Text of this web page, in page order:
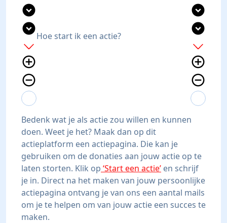
expand_circle_down
expand_circle_down
add
add_circle_outline
remove_circle_outline
expand_more
expand_less
Hoe start ik een actie?
expand_circle_down
expand_circle_down
add
add_circle_outline
remove_circle_outline
expand_more
expand_less
Bedenk wat je als actie zou willen en kunnen
doen. Weet je het? Maak dan op dit
actieplatform een actiepagina. Die kan je
gebruiken om de donaties aan jouw actie op te
laten storten. Klik op ‘Start een actie’ en schrijf
je in. Direct na het maken van jouw persoonlijke
actiepagina ontvang je van ons een aantal mails
om je te helpen om van jouw actie een succes te
maken.